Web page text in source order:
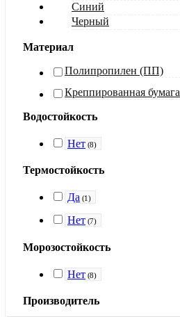
Синий
Черный
Материал
Полипропилен (ПП)
Креппированная бумага
Водостойкость
Нет (8)
Термостойкость
Да (1 )
Нет (7)
Морозостойкость
Нет (8)
Производитель